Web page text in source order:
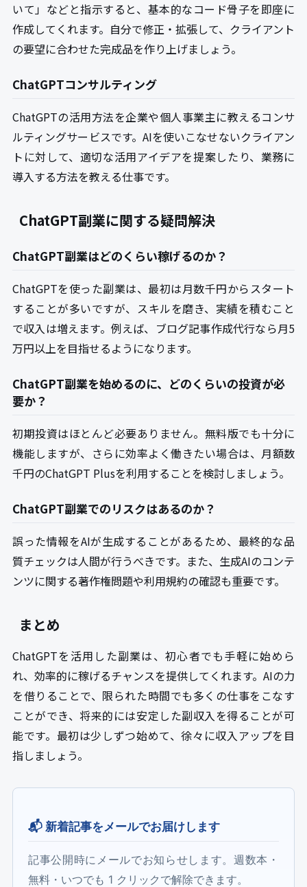
いて」などと指示すると、基本的なコード骨子を即座に
作成してくれます。自分で修正・拡張して、クライアント
の要望に合わせた完成品を作り上げましょう。
ChatGPTコンサルティング
ChatGPTの活用方法を企業や個人事業主に教えるコンサ
ルティングサービスです。AIを使いこなせないクライアン
トに対して、適切な活用アイデアを提案したり、業務に
導入する方法を教える仕事です。
ChatGPT副業に関する疑問解決
ChatGPT副業はどのくらい稼げるのか？
ChatGPTを使った副業は、最初は月数千円からスタート
することが多いですが、スキルを磨き、実績を積むこと
で収入は増えます。例えば、ブログ記事作成代行なら月5
万円以上を目指せるようになります。
ChatGPT副業を始めるのに、どのくらいの投資が必
要か？
初期投資はほとんど必要ありません。無料版でも十分に
機能しますが、さらに効率よく働きたい場合は、月額数
千円のChatGPT Plusを利用することを検討しましょう。
ChatGPT副業でのリスクはあるのか？
誤った情報をAIが生成することがあるため、最終的な品
質チェックは人間が行うべきです。また、生成AIのコンテ
ンツに関する著作権問題や利用規約の確認も重要です。
まとめ
ChatGPTを活用した副業は、初心者でも手軽に始めら
れ、効率的に稼げるチャンスを提供してくれます。AIの力
を借りることで、限られた時間でも多くの仕事をこなす
ことができ、将来的には安定した副収入を得ることが可
能です。最初は少しずつ始めて、徐々に収入アップを目
指しましょう。
📬 新着記事をメールでお届けします
記事公開時にメールでお知らせします。週数本・
無料・いつでも 1 クリックで解除できます。